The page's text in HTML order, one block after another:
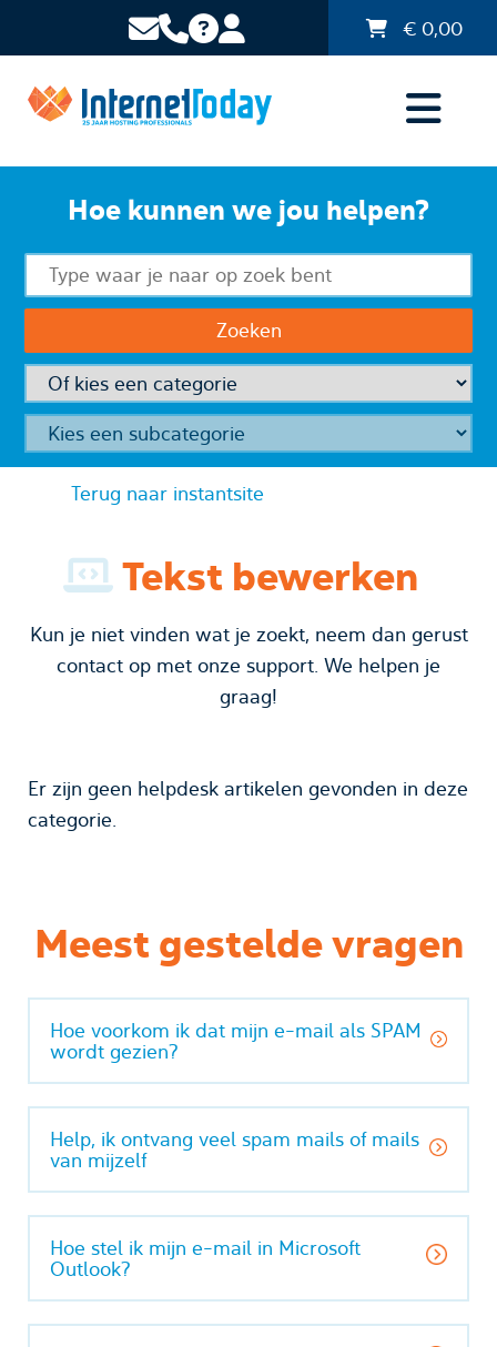
€ 0,00
Hoe kunnen we jou helpen?
Terug naar instantsite
Tekst bewerken
Kun je niet vinden wat je zoekt, neem dan gerust
contact op met onze support. We helpen je
graag!
Er zijn geen helpdesk artikelen gevonden in deze
categorie.
Meest gestelde vragen
Hoe voorkom ik dat mijn e-mail als SPAM
wordt gezien?
Help, ik ontvang veel spam mails of mails
van mijzelf
Hoe stel ik mijn e-mail in Microsoft
Outlook?